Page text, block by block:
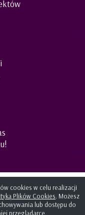
cookies w celu realizacji
Plików Cookies. Możesz
lub dostępu do
przeglądarce.
ELIES meble dla dzieci i młodzieży
kreatormarki.pl Sklep